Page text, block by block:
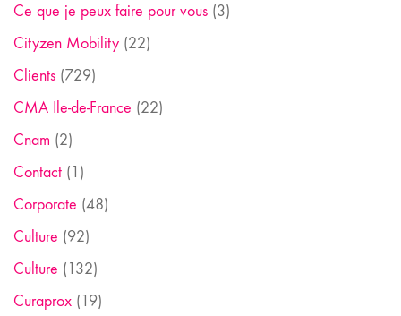
Ce que je peux faire pour vous (3)
Cityzen Mobility (22)
Clients (729)
CMA Ile-de-France (22)
Cnam (2)
Contact (1)
Corporate (48)
Culture (92)
Culture (132)
Curaprox (19)